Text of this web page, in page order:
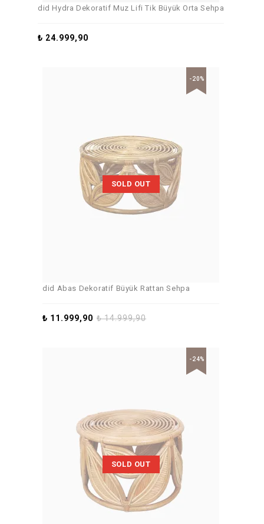
did Hydra Dekoratif Muz Lifi Tik Büyük Orta Sehpa
₺ 24.999,90
SOLD OUT
-20%
did Abas Dekoratif Büyük Rattan Sehpa
₺14.999,90
₺ 11.999,90
SOLD OUT
-24%